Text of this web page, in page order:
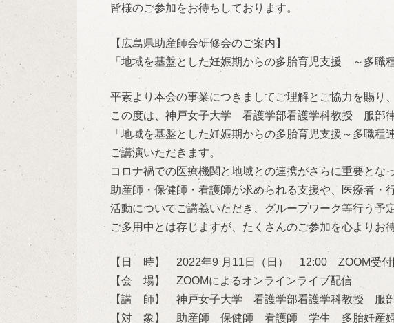
皆様のご参加をお待ちしております。
【広島県助産師会研修会のご案内】
「地域を基盤とした妊娠期からの多胎育児支援 ～多職
平素より本会の事業につきましてご理解とご協力を賜り
この度は、神戸女子大学 看護学部看護学科教授 服部律
「地域を基盤とした妊娠期からの多胎育児支援～多職種
ご講演いただきます。
コロナ禍での医療機関と地域との連携がさらに重要とな
助産師・保健師・看護師が求められる支援や、医療者・
活動についてご講義いただき、グループワーク等行う予定
ご多用中とは存じますが、たくさんのご参加を心よりお
【日 時】 2022年9 月11日（日） 12:00 ZOOM
【会 場】 ZOOMによるオンラインライブ配信
【講 師】 神戸女子大学 看護学部看護学科教授 服
【対 象】 助産師 保健師 看護師 学生 多胎妊産婦